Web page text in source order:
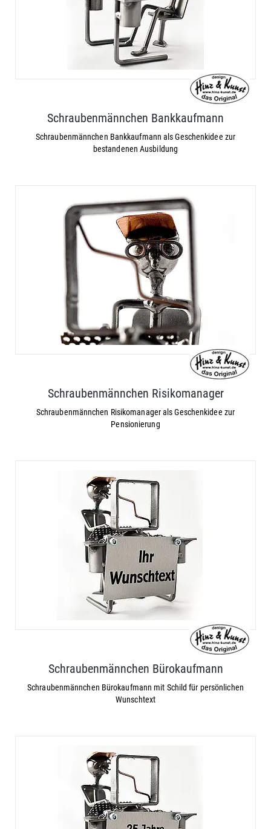
Schraubenmännchen Bankkaufmann
Schraubenmännchen Bankkaufmann als Geschenkidee zur
bestandenen Ausbildung
Schraubenmännchen Risikomanager
Schraubenmännchen Risikomanager als Geschenkidee zur
Pensionierung
Schraubenmännchen Bürokaufmann
Schraubenmännchen Bürokaufmann mit Schild für persönlichen
Wunschtext